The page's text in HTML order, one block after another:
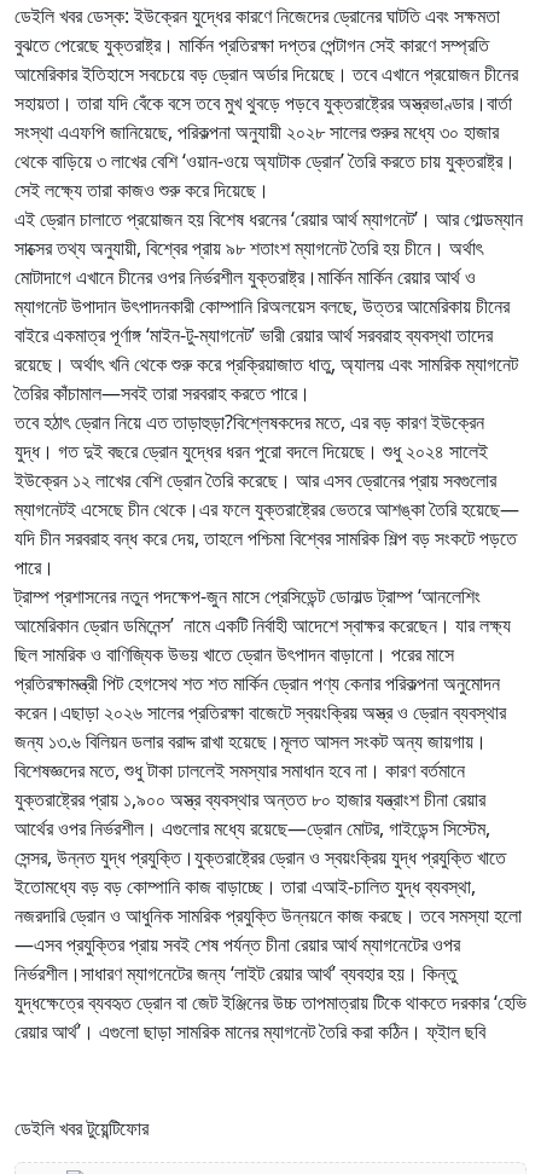
ডেইলি খবর ডেস্ক: ইউক্রেন যুদ্ধের কারণে নিজেদের ড্রোনের ঘাটতি এবং সক্ষমতা
বুঝতে পেরেছে যুক্তরাষ্ট্র। মার্কিন প্রতিরক্ষা দপ্তর পেন্টাগন সেই কারণে সম্প্রতি
আমেরিকার ইতিহাসে সবচেয়ে বড় ড্রোন অর্ডার দিয়েছে। তবে এখানে প্রয়োজন চীনের
সহায়তা। তারা যদি বেঁকে বসে তবে মুখ থুবড়ে পড়বে যুক্তরাষ্ট্রের অস্ত্রভাণ্ডার।বার্তা
সংস্থা এএফপি জানিয়েছে, পরিকল্পনা অনুযায়ী ২০২৮ সালের শুরুর মধ্যে ৩০ হাজার
থেকে বাড়িয়ে ৩ লাখের বেশি ‘ওয়ান-ওয়ে অ্যাটাক ড্রোন’ তৈরি করতে চায় যুক্তরাষ্ট্র।
সেই লক্ষ্যে তারা কাজও শুরু করে দিয়েছে।
এই ড্রোন চালাতে প্রয়োজন হয় বিশেষ ধরনের ‘রেয়ার আর্থ ম্যাগনেট’। আর গোল্ডম্যান
সাক্সের তথ্য অনুযায়ী, বিশ্বের প্রায় ৯৮ শতাংশ ম্যাগনেট তৈরি হয় চীনে। অর্থাৎ
মোটাদাগে এখানে চীনের ওপর নির্ভরশীল যুক্তরাষ্ট্র।মার্কিন মার্কিন রেয়ার আর্থ ও
ম্যাগনেট উপাদান উৎপাদনকারী কোম্পানি রিঅলয়েস বলছে, উত্তর আমেরিকায় চীনের
বাইরে একমাত্র পূর্ণাঙ্গ ‘মাইন-টু-ম্যাগনেট’ ভারী রেয়ার আর্থ সরবরাহ ব্যবস্থা তাদের
রয়েছে। অর্থাৎ খনি থেকে শুরু করে প্রক্রিয়াজাত ধাতু, অ্যালয় এবং সামরিক ম্যাগনেট
তৈরির কাঁচামাল—সবই তারা সরবরাহ করতে পারে।
তবে হঠাৎ ড্রোন নিয়ে এত তাড়াহুড়া?বিশ্লেষকদের মতে, এর বড় কারণ ইউক্রেন
যুদ্ধ। গত দুই বছরে ড্রোন যুদ্ধের ধরন পুরো বদলে দিয়েছে। শুধু ২০২৪ সালেই
ইউক্রেন ১২ লাখের বেশি ড্রোন তৈরি করেছে। আর এসব ড্রোনের প্রায় সবগুলোর
ম্যাগনেটই এসেছে চীন থেকে।এর ফলে যুক্তরাষ্ট্রের ভেতরে আশঙ্কা তৈরি হয়েছে—
যদি চীন সরবরাহ বন্ধ করে দেয়, তাহলে পশ্চিমা বিশ্বের সামরিক শিল্প বড় সংকটে পড়তে
পারে।
ট্রাম্প প্রশাসনের নতুন পদক্ষেপ-জুন মাসে প্রেসিডেন্ট ডোনাল্ড ট্রাম্প ‘আনলেশিং
আমেরিকান ড্রোন ডমিনেন্স’ নামে একটি নির্বাহী আদেশে স্বাক্ষর করেছেন। যার লক্ষ্য
ছিল সামরিক ও বাণিজ্যিক উভয় খাতে ড্রোন উৎপাদন বাড়ানো। পরের মাসে
প্রতিরক্ষামন্ত্রী পিট হেগসেথ শত শত মার্কিন ড্রোন পণ্য কেনার পরিকল্পনা অনুমোদন
করেন।এছাড়া ২০২৬ সালের প্রতিরক্ষা বাজেটে স্বয়ংক্রিয় অস্ত্র ও ড্রোন ব্যবস্থার
জন্য ১৩.৬ বিলিয়ন ডলার বরাদ্দ রাখা হয়েছে।মূলত আসল সংকট অন্য জায়গায়।
বিশেষজ্ঞদের মতে, শুধু টাকা ঢাললেই সমস্যার সমাধান হবে না। কারণ বর্তমানে
যুক্তরাষ্ট্রের প্রায় ১,৯০০ অস্ত্র ব্যবস্থার অন্তত ৮০ হাজার যন্ত্রাংশ চীনা রেয়ার
আর্থের ওপর নির্ভরশীল। এগুলোর মধ্যে রয়েছে—ড্রোন মোটর, গাইডেন্স সিস্টেম,
সেন্সর, উন্নত যুদ্ধ প্রযুক্তি।যুক্তরাষ্ট্রের ড্রোন ও স্বয়ংক্রিয় যুদ্ধ প্রযুক্তি খাতে
ইতোমধ্যে বড় বড় কোম্পানি কাজ বাড়াচ্ছে। তারা এআই-চালিত যুদ্ধ ব্যবস্থা,
নজরদারি ড্রোন ও আধুনিক সামরিক প্রযুক্তি উন্নয়নে কাজ করছে। তবে সমস্যা হলো
—এসব প্রযুক্তির প্রায় সবই শেষ পর্যন্ত চীনা রেয়ার আর্থ ম্যাগনেটের ওপর
নির্ভরশীল।সাধারণ ম্যাগনেটের জন্য ‘লাইট রেয়ার আর্থ’ ব্যবহার হয়। কিন্তু
যুদ্ধক্ষেত্রে ব্যবহৃত ড্রোন বা জেট ইঞ্জিনের উচ্চ তাপমাত্রায় টিকে থাকতে দরকার ‘হেভি
রেয়ার আর্থ’। এগুলো ছাড়া সামরিক মানের ম্যাগনেট তৈরি করা কঠিন। ফ্ইাল ছবি
ডেইলি খবর টুয়েন্টিফোর